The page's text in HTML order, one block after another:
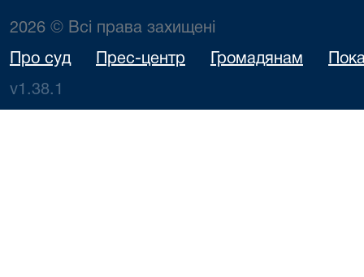
2026 © Всі права захищені
Про суд Прес-центр Громадянам
v1.38.1